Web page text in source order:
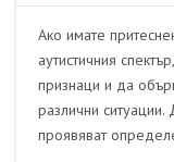
Ако имате
аутистичния
признаци и да
различни
проявяват